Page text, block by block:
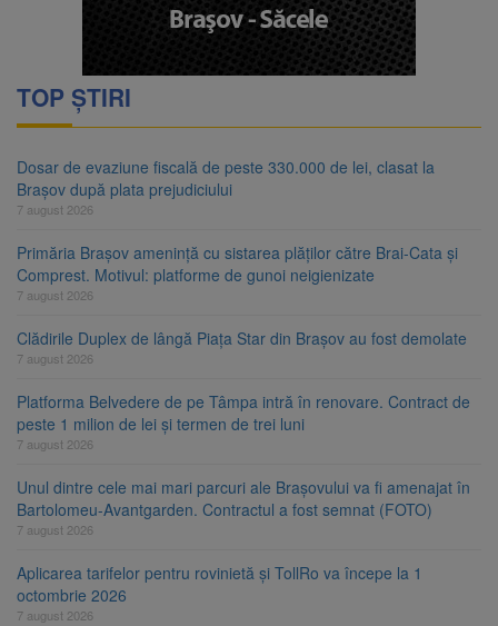
TOP ȘTIRI
Dosar de evaziune fiscală de peste 330.000 de lei, clasat la
Brașov după plata prejudiciului
7 august 2026
Primăria Brașov amenință cu sistarea plăților către Brai-Cata și
Comprest. Motivul: platforme de gunoi neigienizate
7 august 2026
Clădirile Duplex de lângă Piața Star din Brașov au fost demolate
7 august 2026
Platforma Belvedere de pe Tâmpa intră în renovare. Contract de
peste 1 milion de lei și termen de trei luni
7 august 2026
Unul dintre cele mai mari parcuri ale Brașovului va fi amenajat în
Bartolomeu-Avantgarden. Contractul a fost semnat (FOTO)
7 august 2026
Aplicarea tarifelor pentru rovinietă și TollRo va începe la 1
octombrie 2026
7 august 2026